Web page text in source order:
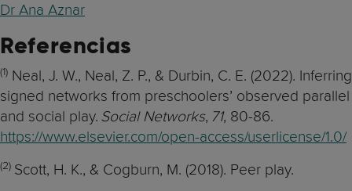
Dr Ana Aznar
Referencias
(1) Neal, J. W., Neal, Z. P., & Durbin, C. E. (2022). Inferring
signed networks from preschoolers’ observed parallel
and social play. Social Networks, 71, 80-86.
https://www.elsevier.com/open-access/userlicense/1.0/
(2) Scott, H. K., & Cogburn, M. (2018). Peer play.